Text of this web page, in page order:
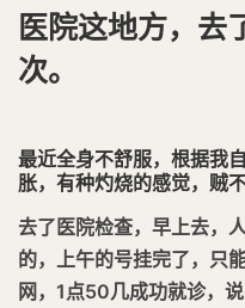
医院这地方，去
次。
最近全身不舒服，根据我
胀，有种灼烧的感觉，贼不
去了医院检查，早上去，
的，上午的号挂完了，只
网，1点50几成功就诊，